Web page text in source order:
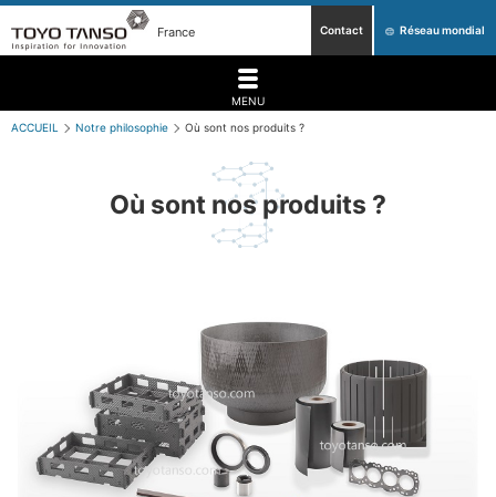
France Contact Réseau mondial
MENU
ACCUEIL
Notre philosophie Où sont nos produits ?
Où sont nos produits ?